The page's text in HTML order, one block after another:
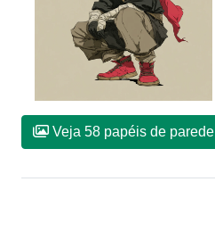
Veja 58 papéis de parede